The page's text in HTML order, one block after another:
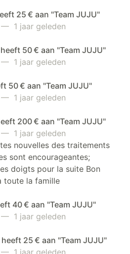
25 € aan "Team JUJU"
— 1 jaar geleden
50 € aan "Team JUJU"
— 1 jaar geleden
50 € aan "Team JUJU"
— 1 jaar geleden
200 € aan "Team JUJU"
— 1 jaar geleden
nouvelles des traitements
sont encourageantes;
doigts pour la suite Bon
toute la famille
40 € aan "Team JUJU"
— 1 jaar geleden
25 € aan "Team JUJU"
— 1 jaar geleden